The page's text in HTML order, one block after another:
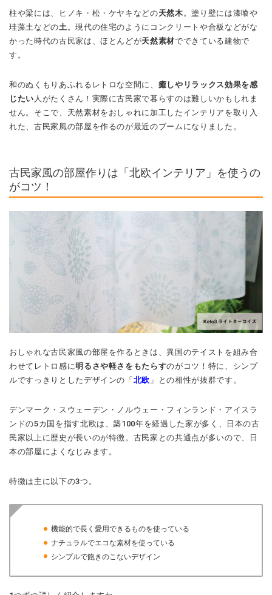
柱や梁には、ヒノキ・松・ケヤキなどの天然木。塗り壁には漆喰や
珪藻土などの土。現代の住宅のようにコンクリートや合板などがな
かった時代の古民家は、ほとんどが天然素材でできている建物で
す。
和のぬくもりあふれるレトロな空間に、 癒しやリラックス効果を感
じたい 人がたくさん！実際に古民家で暮らすのは難しいかもしれま
せん。そこで、天然素材をおしゃれに加工したインテリアを取り入
れた、古民家風の部屋を作るのが最近のブームになりました。
古民家風の部屋作りは「北欧インテリア」を使うの
がコツ！
おしゃれな古民家風の部屋を作るときは、異国のテイストを組み合
わせてレトロ感に明るさや軽さをもたらすのがコツ！特に、シンプ
ルですっきりとしたデザインの「 北欧 」との相性が抜群です。
デンマーク・スウェーデン・ノルウェー・フィンランド・アイスラ
ンドの5カ国を指す北欧は、築100年を経過した家が多く、日本の古
民家以上に歴史が長いのが特徴。古民家との共通点が多いので、日
本の部屋によくなじみます。
特徴は主に以下の3つ。
機能的で長く愛用できるものを使っている
ナチュラルでエコな素材を使っている
シンプルで飽きのこないデザイン